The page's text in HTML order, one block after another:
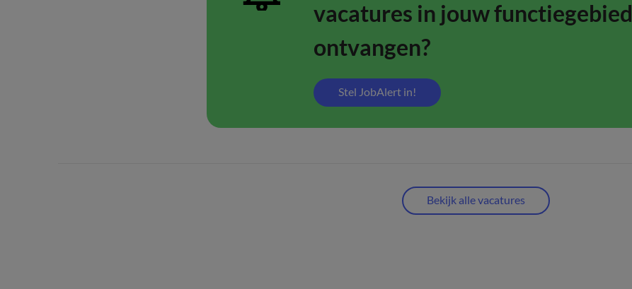
vacatures in jouw functiegebied
ontvangen?
Stel JobAlert in!
Bekijk alle vacatures